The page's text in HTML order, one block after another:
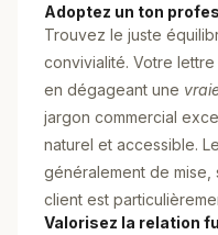
Adoptez un ton
Trouvez le juste
convivialité. Votre
en dégageant une
jargon commercial
naturel et accessible.
généralement de
client est
Valorisez la relation